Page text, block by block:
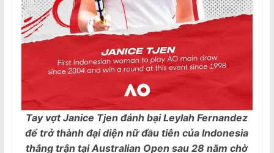
Tay vợt Janice Tjen đánh bại Leylah Fernandez
để trở thành đại diện nữ đầu tiên của Indonesia
thắng trận tại Australian Open sau 28 năm chờ